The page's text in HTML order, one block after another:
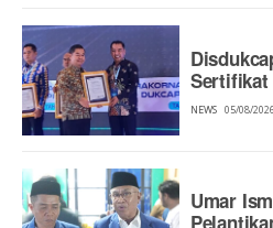
Sertifikat
NEWS 05/08/
Umar